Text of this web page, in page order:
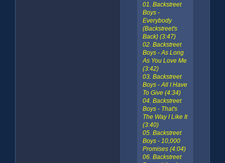
01. Backstreet
Boys -
Everybody
(Backstreet's
Back) (3:47)
02. Backstreet
Boys - As Long
As You Love Me
(3:42)
03. Backstreet
Boys - All I Have
To Give (4:34)
04. Backstreet
Boys - That's
The Way I Like It
(3:40)
05. Backstreet
Boys - 10,000
Promises (4:04)
06. Backstreet